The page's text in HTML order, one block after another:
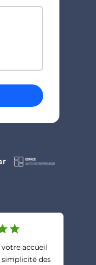
star
accueil
simplicité des